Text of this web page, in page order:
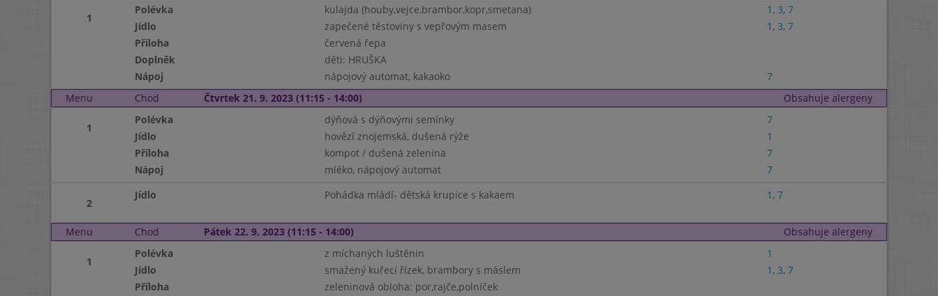
1
Polévka kulajda (houby,vejce,brambor,kopr,smetana) 1 , 3, 7
Jídlo
zapečené těstoviny s vepřovým masem 1 , 3, 7
Příloha
červená řepa
Doplněk
děti: HRUŠKA
Nápoj
nápojový automat, kakaoko
7
Menu
Chod Čtvrtek 21. 9. 2023 (11:15 - 14:00) Obsahuje alergeny
1
Polévka dýňová s dýňovými semínky
7
Jídlo
hovězí znojemská, dušená rýže
1
Příloha
kompot / dušená zelenina
7
Nápoj
mléko, nápojový automat 7
2
Jídlo Pohádka mládí- dětská krupice s kakaem 1 , 7
Menu Chod Pátek 22. 9. 2023 (11:15 - 14:00) Obsahuje alergeny
1
Polévka z míchaných luštěnin
1
Jídlo
smažený kuřecí řízek, brambory s máslem 1 , 3, 7
Příloha
zeleninová obloha: por,rajče,polníček